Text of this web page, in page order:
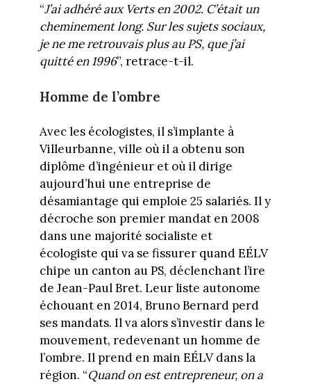
“J’ai adhéré aux Verts en 2002. C’était un
cheminement long. Sur les sujets sociaux,
je ne me retrouvais plus au PS, que j’ai
quitté en 1996”, retrace-t-il.
Homme de l’ombre
Avec les écologistes, il s’implante à
Villeurbanne, ville où il a obtenu son
diplôme d’ingénieur et où il dirige
aujourd’hui une entreprise de
désamiantage qui emploie 25 salariés. Il y
décroche son premier mandat en 2008
dans une majorité socialiste et
écologiste qui va se fissurer quand EÉLV
chipe un canton au PS, déclenchant l’ire
de Jean-Paul Bret. Leur liste autonome
échouant en 2014, Bruno Bernard perd
ses mandats. Il va alors s’investir dans le
mouvement, redevenant un homme de
l’ombre. Il prend en main EÉLV dans la
région. “Quand on est entrepreneur, on a